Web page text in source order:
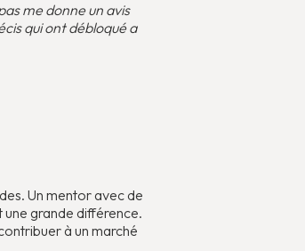
me donne un avis
qui ont débloqué a
Un mentor avec de
une grande différence.
à un marché